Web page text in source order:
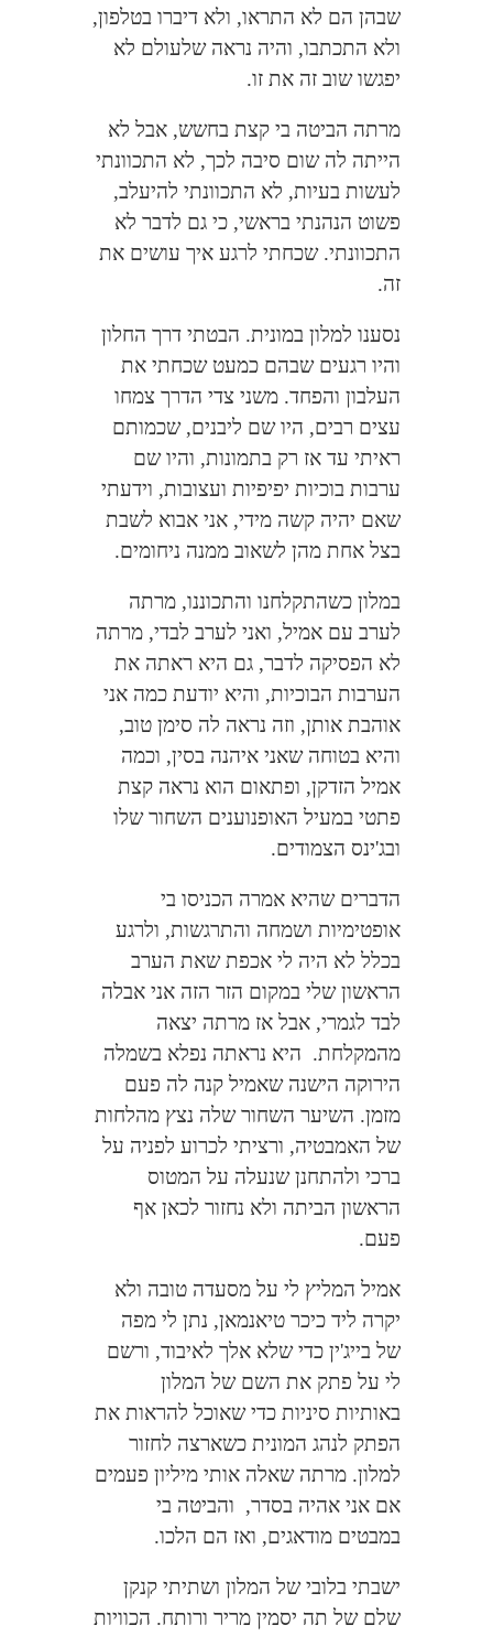
שבהן הם לא התראו, ולא דיברו בטלפון,
ולא התכתבו, והיה נראה שלעולם לא
יפגשו שוב זה את זו.
מרתה הביטה בי קצת בחשש, אבל לא
הייתה לה שום סיבה לכך, לא התכוונתי
לעשות בעיות, לא התכוונתי להיעלב,
פשוט הנהנתי בראשי, כי גם לדבר לא
התכוונתי. שכחתי לרגע איך עושים את
זה.
נסענו למלון במונית. הבטתי דרך החלון
והיו רגעים שבהם כמעט שכחתי את
העלבון והפחד. משני צדי הדרך צמחו
עצים רבים, היו שם ליבנים, שכמותם
ראיתי עד אז רק בתמונות, והיו שם
ערבות בוכיות יפיפיות ועצובות, וידעתי
שאם יהיה קשה מידי, אני אבוא לשבת
בצל אחת מהן לשאוב ממנה ניחומים.
במלון כשהתקלחנו והתכוננו, מרתה
לערב עם אמיל, ואני לערב לבדי, מרתה
לא הפסיקה לדבר, גם היא ראתה את
הערבות הבוכיות, והיא יודעת כמה אני
אוהבת אותן, וזה נראה לה סימן טוב,
והיא בטוחה שאני איהנה בסין, וכמה
אמיל הזדקן, ופתאום הוא נראה קצת
פתטי במעיל האופנוענים השחור שלו
ובג'ינס הצמודים.
הדברים שהיא אמרה הכניסו בי
אופטימיות ושמחה והתרגשות, ולרגע
בכלל לא היה לי אכפת שאת הערב
הראשון שלי במקום הזר הזה אני אבלה
לבד לגמרי, אבל אז מרתה יצאה
מהמקלחת. היא נראתה נפלא בשמלה
הירוקה הישנה שאמיל קנה לה פעם
מזמן. השיער השחור שלה נצץ מהלחות
של האמבטיה, ורציתי לכרוע לפניה על
ברכי ולהתחנן שנעלה על המטוס
הראשון הביתה ולא נחזור לכאן אף
פעם.
אמיל המליץ לי על מסעדה טובה ולא
יקרה ליד כיכר טיאנמאן, נתן לי מפה
של בייג'ין כדי שלא אלך לאיבוד, ורשם
לי על פתק את השם של המלון
באותיות סיניות כדי שאוכל להראות את
הפתק לנהג המונית כשארצה לחזור
למלון. מרתה שאלה אותי מיליון פעמים
אם אני אהיה בסדר, והביטה בי
במבטים מודאגים, ואז הם הלכו.
ישבתי בלובי של המלון ושתיתי קנקן
שלם של תה יסמין מריר ורותח. הכוויות